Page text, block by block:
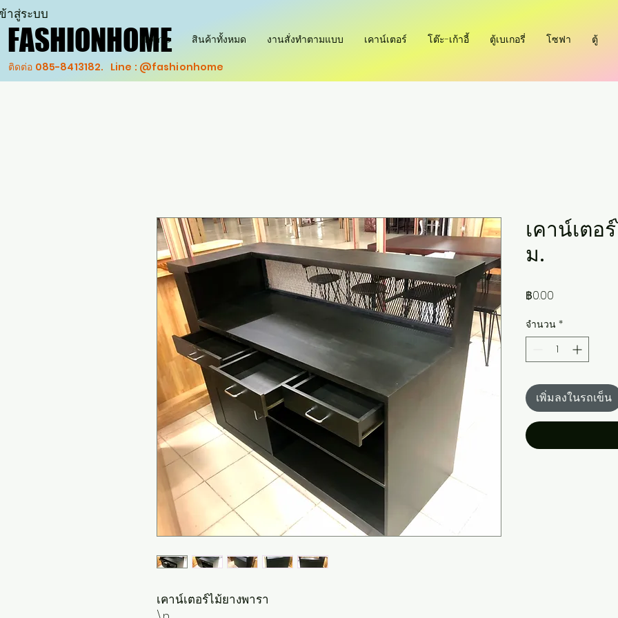
FASHIONHOME
FASHIONHOME
ติดต่อ 085-8413182. Line : @fashionhome
าสู่ระบบ
Home สินค้าทั้งหมด งานสั่งทำตามแบบ เคาน์เตอร์ โต๊ะ-เก้าอี้ ตู้เบเกอรี่ โซฟา ตู้
เคาน์เตอร์ไม้ยางพารา
เคาน์เตอ
ม.
฿0.00
จำนวน *
เพิ่มลงในรถเข็น